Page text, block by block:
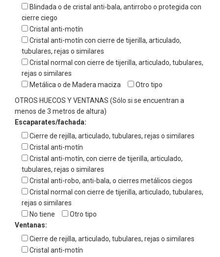
Blindada o de cristal anti-bala, antirrobo o protegida con
cierre ciego
Cristal anti-motín
Cristal anti-motín con cierre de tijerilla, articulado,
tubulares, rejas o similares
Cristal normal con cierre de tijerilla, articulado, tubulares,
rejas o similares
Metálica o de Madera maciza
Otro tipo
OTROS HUECOS Y VENTANAS (Sólo si se encuentran a
menos de 3 metros de altura)
Escaparates/fachada:
Cierre de rejilla, articulado, tubulares, rejas o similares
Cristal anti-motín
Cristal anti-motín, con cierre de tijerilla, articulado,
tubulares, rejas o similares
Cristal anti-robo, anti-bala, o cierres metálicos ciegos
Cristal normal con cierre de tijerilla, articulado, tubulares,
rejas o similares
No tiene
Otro tipo
Ventanas:
Cierre de rejilla, articulado, tubulares, rejas o similares
Cristal anti-motín